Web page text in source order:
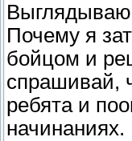
Выглядываю
Почему я
бойцом и
спрашивай,
ребята и
начинаниях.